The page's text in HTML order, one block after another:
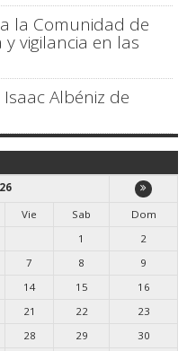
la Comunidad de
vigilancia en las
Albéniz de
Vie Sab
Dom
1
2
7 8
9
14 15
16
21 22
23
28 29
30